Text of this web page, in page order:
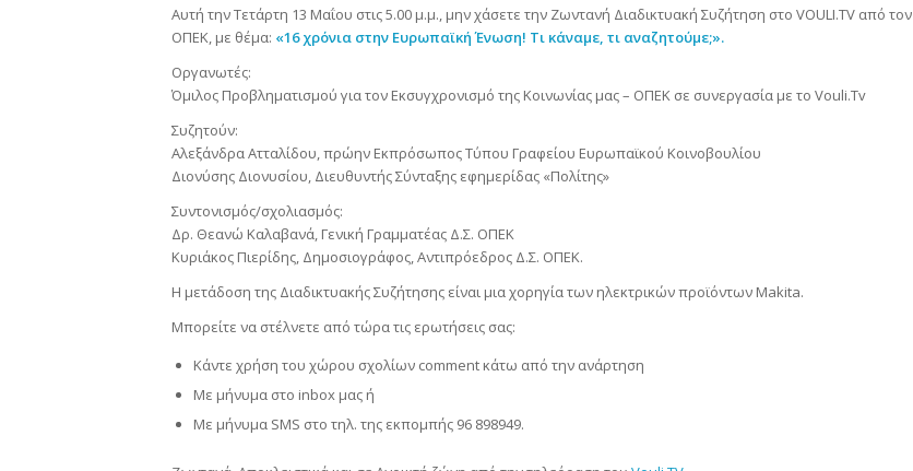
Αυτή την Τετάρτη 13 Μαΐου στις 5.00 μ.μ., μην χάσετε την Ζωντανή Διαδικτυακή Συζήτηση στο VOULI.TV από τον
ΟΠΕΚ, με θέμα: «16 χρόνια στην Ευρωπαϊκή Ένωση! Τι κάναμε, τι αναζητούμε;».
Οργανωτές:
Όμιλος Προβληματισμού για τον Εκσυγχρονισμό της Κοινωνίας μας – ΟΠΕΚ σε συνεργασία με το Vouli.Tv
Συζητούν:
Αλεξάνδρα Ατταλίδου, πρώην Εκπρόσωπος Τύπου Γραφείου Ευρωπαϊκού Κοινοβουλίου
Διονύσης Διονυσίου, Διευθυντής Σύνταξης εφημερίδας «Πολίτης»
Συντονισμός/σχολιασμός:
Δρ. Θεανώ Καλαβανά, Γενική Γραμματέας Δ.Σ. ΟΠΕΚ
Κυριάκος Πιερίδης, Δημοσιογράφος, Αντιπρόεδρος Δ.Σ. ΟΠΕΚ.
H μετάδοση της Διαδικτυακής Συζήτησης είναι μια χορηγία των ηλεκτρικών προϊόντων Makita.
Μπορείτε να στέλνετε από τώρα τις ερωτήσεις σας:
Κάντε χρήση του χώρου σχολίων comment κάτω από την ανάρτηση
Mε μήνυμα στο inbox μας ή
Mε μήνυμα SMS στο τηλ. της εκπομπής 96 898949.